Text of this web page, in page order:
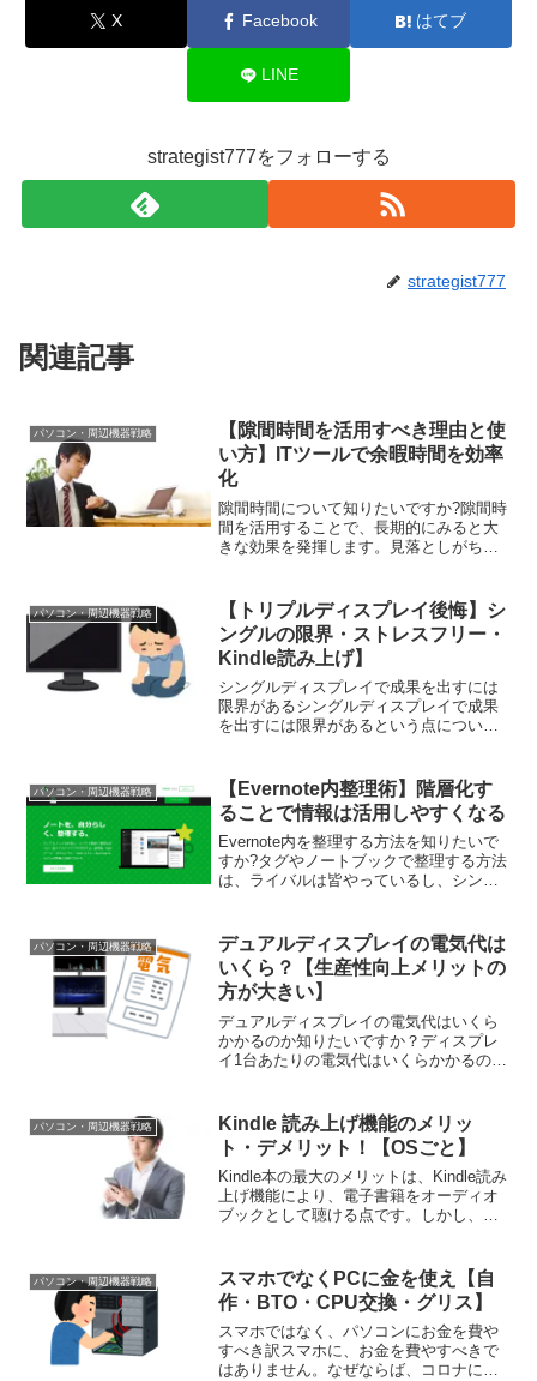
X Facebook はてブ
LINE
strategist777をフォローする
strategist777
関連記事
パソコン・周辺機器戦略
【隙間時間を活用すべき理由と使
い方】ITツールで余暇時間を効率
化
隙間時間について知りたいですか?隙間時
間を活用することで、長期的にみると大
きな効果を発揮します。見落としがちな
間を効率化したい、経営者やビジネスパ
ーソンは必見です。 ...
パソコン・周辺機器戦略
【トリプルディスプレイ後悔】シ
ングルの限界・ストレスフリー・
Kindle読み上げ】
シングルディスプレイで成果を出すには
限界があるシングルディスプレイで成果
を出すには限界があるという点について
ば、Kindle本を読む場合一つのディスプ
レイで読む場合は表示...
パソコン・周辺機器戦略
【Evernote内整理術】階層化す
ることで情報は活用しやすくなる
Evernote内を整理する方法を知りたいで
すか?タグやノートブックで整理する方法
は、ライバルは皆やっているし、シンプ
構造を事前に設計し、階層化すること
で、Ev...
パソコン・周辺機器戦略
デュアルディスプレイの電気代は
いくら？【生産性向上メリットの
方が大きい】
デュアルディスプレイの電気代はいくら
かかるのか知りたいですか？ディスプレ
イ1台あたりの電気代はいくらかかるのか
て、それぞれの月間電気代をご紹介！デ
ュアルディスプレイの電気...
パソコン・周辺機器戦略
Kindle 読み上げ機能のメリッ
ト・デメリット！【OSごと】
Kindle本の最大のメリットは、Kindle読み
上げ機能により、電子書籍をオーディオ
ブックとして聴ける点です。しかし、長
Kindle読み上げ機能のメリット・デメリ
ット...
パソコン・周辺機器戦略
スマホでなくPCに金を使え【自
作・BTO・CPU交換・グリス】
スマホではなく、パソコンにお金を費や
すべき訳スマホに、お金を費やすべきで
はありません。なぜならば、コロナによ